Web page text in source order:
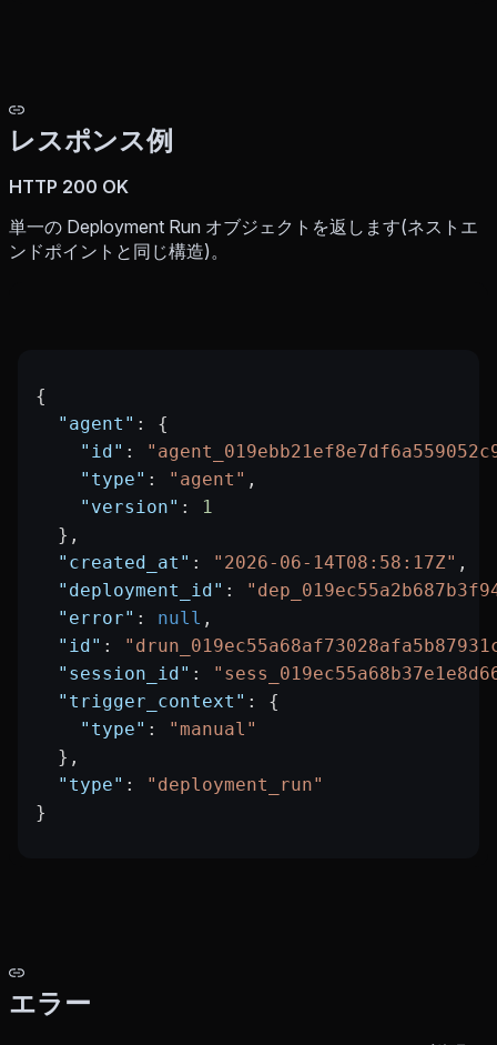
レスポンス例
HTTP 200 OK
単一の Deployment Run オブジェクトを返します(ネストエ
ンドポイントと同じ構造)。
{
  "agent"
: {
    "id"
:
    "type"
: "agent" ,
    "version"
:
1
  },
  "created_at"
: "2026-06-14T08:58:17Z" ,
  "deployment_id"
:
  "error"
: null ,
  "id"
:
  "session_id"
:
  "trigger_context"
: {
    "type"
:
"manual"
  },
  "type"
:
"deployment_run"
}
エラー